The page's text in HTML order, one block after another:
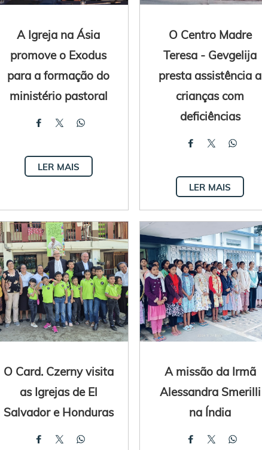
A Igreja na Ásia
promove o Exodus
para a formação do
ministério pastoral
LER MAIS
O Centro Madre
Teresa - Gevgelija
presta assistência a
crianças com
deficiências
LER MAIS
O Card. Czerny visita
as Igrejas de El
Salvador e Honduras
A missão da Irmã
Alessandra Smerilli
na Índia